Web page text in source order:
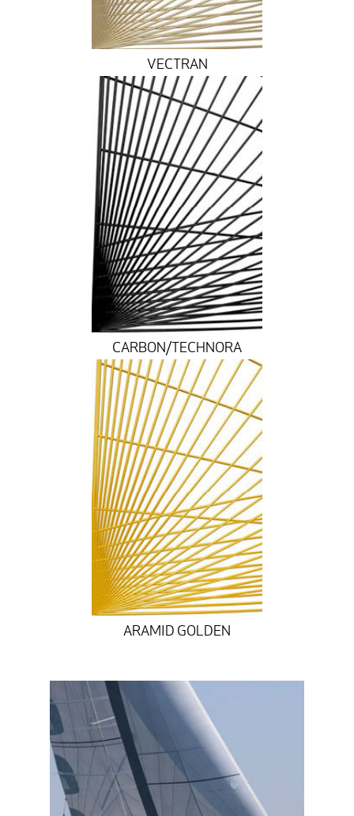
VECTRAN
CARBON/TECHNORA
ARAMID GOLDEN